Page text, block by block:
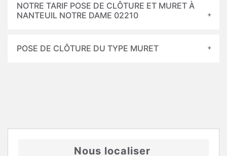
NOTRE TARIF POSE DE CLÔTURE ET MURET À
NANTEUIL NOTRE DAME 02210
POSE DE CLÔTURE DU TYPE MURET
Nous localiser